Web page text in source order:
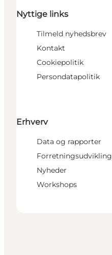
Nyttige links
Tilmeld nyhedsbrev
Kontakt
Cookiepolitik
Persondatapolitik
Erhverv
Data og rapporter
Forretningsudvikling
Nyheder
Workshops